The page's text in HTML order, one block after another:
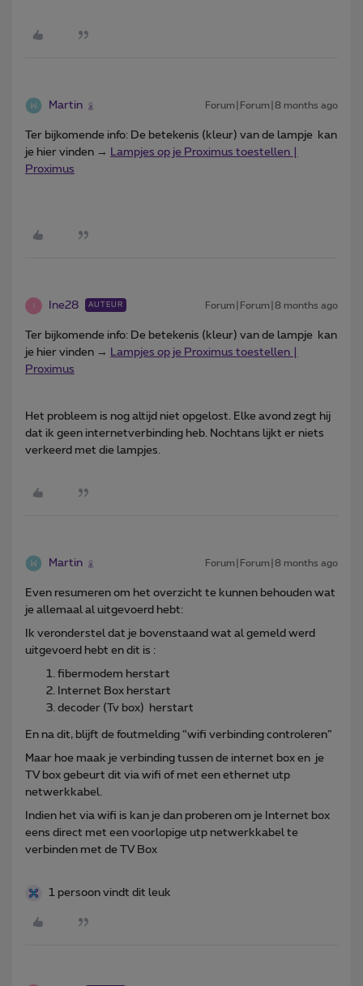
Martin Forum|Forum|8 months ago
Ter bijkomende info: De betekenis (kleur) van de lampje kan
je hier vinden → Lampjes op je Proximus toestellen |
Proximus
Ine28 AUTEUR Forum|Forum|8 months ago
Ter bijkomende info: De betekenis (kleur) van de lampje kan
je hier vinden → Lampjes op je Proximus toestellen |
Proximus
Het probleem is nog altijd niet opgelost. Elke avond zegt hij
dat ik geen internetverbinding heb. Nochtans lijkt er niets
verkeerd met die lampjes.
Martin Forum|Forum|8 months ago
Even resumeren om het overzicht te kunnen behouden wat
je allemaal al uitgevoerd hebt:
Ik veronderstel dat je bovenstaand wat al gemeld werd
uitgevoerd hebt en dit is :
fibermodem herstart
Internet Box herstart
decoder (Tv box) herstart
En na dit, blijft de foutmelding “wifi verbinding controleren”
Maar hoe maak je verbinding tussen de internet box en je
TV box gebeurt dit via wifi of met een ethernet utp
netwerkkabel.
Indien het via wifi is kan je dan proberen om je Internet box
eens direct met een voorlopige utp netwerkkabel te
verbinden met de TV Box
1 persoon vindt dit leuk